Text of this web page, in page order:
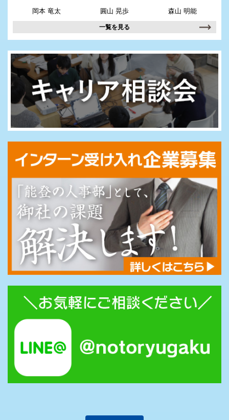
岡本 竜太 圓山 晃歩 森山 明能
一覧を見る